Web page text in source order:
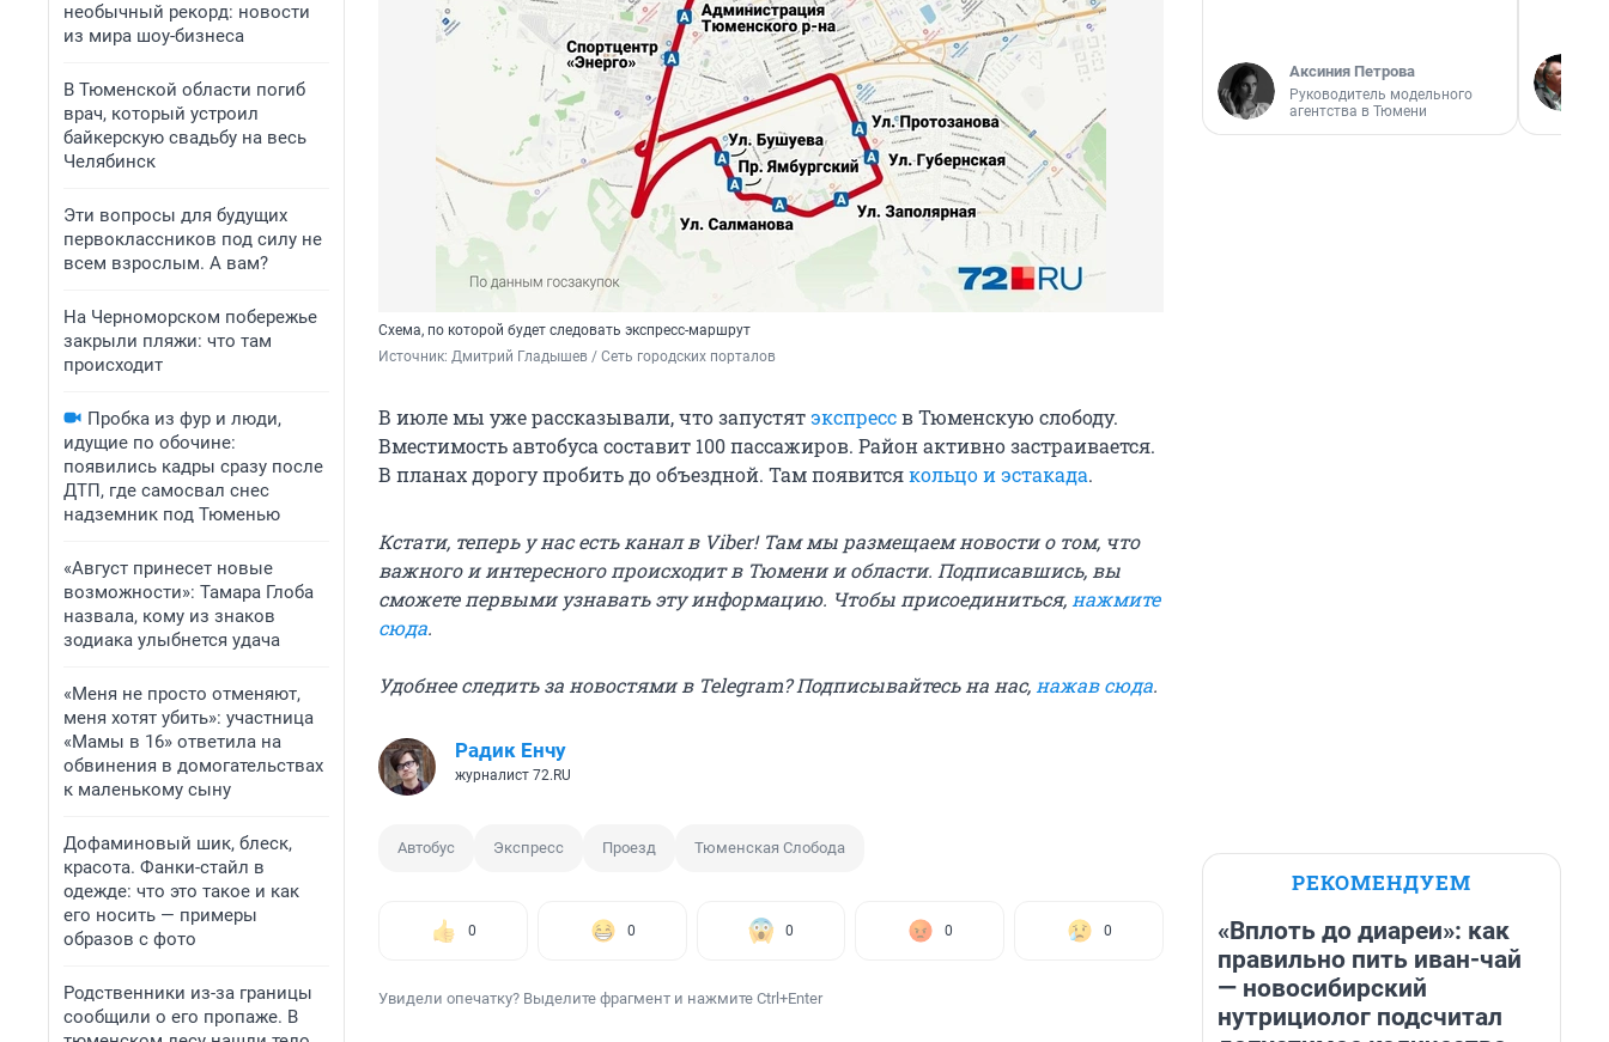
необычный рекорд: новости
из мира шоу-бизнеса
В Тюменской области погиб
врач, который устроил
байкерскую свадьбу на весь
Челябинск
Эти вопросы для будущих
первоклассников под силу не
всем взрослым. А вам?
На Черноморском побережье
закрыли пляжи: что там
происходит
Пробка из фур и люди,
идущие по обочине:
появились кадры сразу после
ДТП, где самосвал снес
надземник под Тюменью
«Август принесет новые
возможности»: Тамара Глоба
назвала, кому из знаков
зодиака улыбнется удача
«Меня не просто отменяют,
меня хотят убить»: участница
«Мамы в 16» ответила на
обвинения в домогательствах
к маленькому сыну
Дофаминовый шик, блеск,
красота. Фанки-стайл в
одежде: что это такое и как
его носить — примеры
образов с фото
Родственники из-за границы
сообщили о его пропаже. В
Схема, по которой будет следовать экспресс-маршрут
Источник: Дмитрий Гладышев / Сеть городских порталов
В июле мы уже рассказывали, что запустятэкспрессв Тюменскую слободу.
Вместимость автобуса составит 100 пассажиров. Район активно застраивается.
В планах дорогу пробить до объездной. Там появитсякольцо и эстакада.
Кстати, теперь у нас есть канал в Viber! Там мы размещаем новости о том, что
важного и интересного происходит в Тюмени и области. Подписавшись, вы
сможете первыми узнавать эту информацию. Чтобы присоединиться, нажмите
сюда.
Удобнее следить за новостями в Telegram? Подписывайтесь на нас, нажав сюда.
Радик Енчу
журналист 72.RU
Автобус Экспресс Проезд Тюменская Слобода
0 0 0 0 0
Увидели опечатку? Выделите фрагмент и нажмите Ctrl+Enter
Аксиния Петрова
Руководитель модельного
агентства в Тюмени
РЕКОМЕНДУЕМ
«Вплоть до диареи»: как
правильно пить иван-чай
— новосибирский
нутрициолог подсчитал